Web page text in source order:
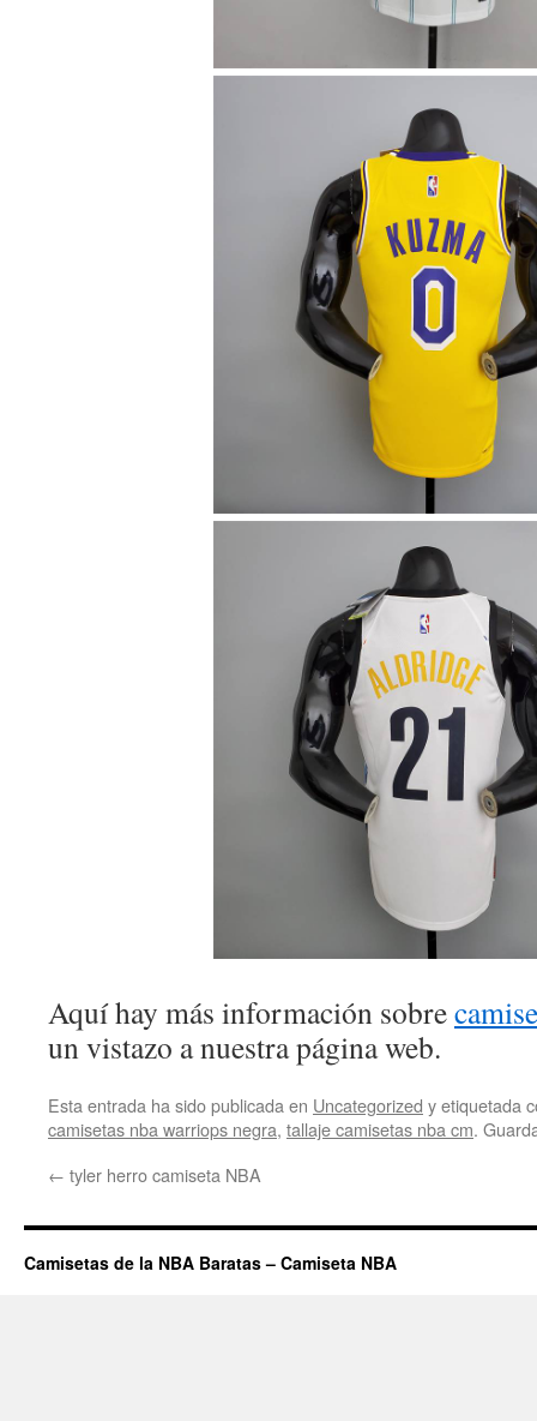
Aquí hay más información sobre
un vistazo a nuestra página web.
Esta entrada ha sido publicada en Uncategorized y etiquetada
camisetas nba warriops negra, tallaje camisetas nba cm.
← tyler herro camiseta NBA
Camisetas de la NBA Baratas – Camiseta NBA